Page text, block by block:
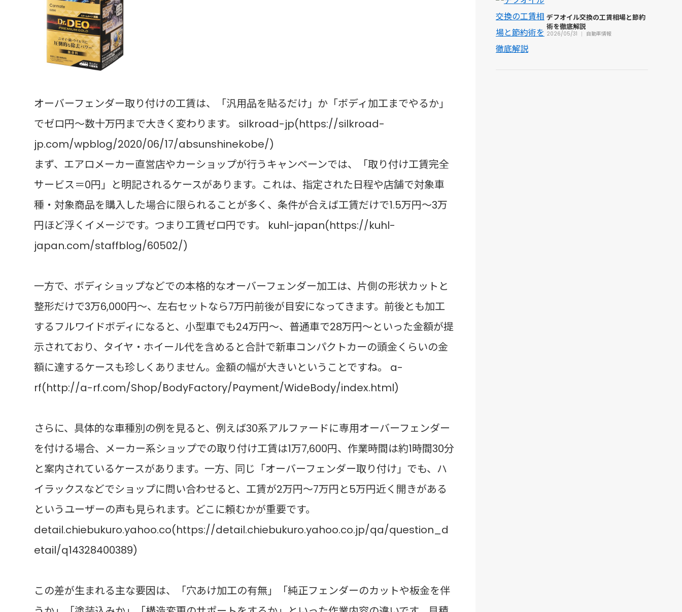
オーバーフェンダー取り付けの工賃は、「汎用品を貼るだけ」か「ボディ加工までやるか」
でゼロ円〜数十万円まで大きく変わります。 silkroad-jp(https://silkroad-
jp.com/wpblog/2020/06/17/absunshinekobe/)
まず、エアロメーカー直営店やカーショップが行うキャンペーンでは、「取り付け工賃完全
サービス＝0円」と明記されるケースがあります。これは、指定された日程や店舗で対象車
種・対象商品を購入した場合に限られることが多く、条件が合えば工賃だけで1.5万円〜3万
円ほど浮くイメージです。つまり工賃ゼロ円です。 kuhl-japan(https://kuhl-
japan.com/staffblog/60502/)
一方で、ボディショップなどでの本格的なオーバーフェンダー加工は、片側の形状カットと
整形だけで3万6,000円〜、左右セットなら7万円前後が目安になってきます。前後とも加工
するフルワイドボディになると、小型車でも24万円〜、普通車で28万円〜といった金額が提
示されており、タイヤ・ホイール代を含めると合計で新車コンパクトカーの頭金くらいの金
額に達するケースも珍しくありません。金額の幅が大きいということですね。 a-
rf(http://a-rf.com/Shop/BodyFactory/Payment/WideBody/index.html)
さらに、具体的な車種別の例を見ると、例えば30系アルファードに専用オーバーフェンダー
を付ける場合、メーカー系ショップでの取り付け工賃は1万7,600円、作業時間は約1時間30分
と案内されているケースがあります。一方、同じ「オーバーフェンダー取り付け」でも、ハ
イラックスなどでショップに問い合わせると、工賃が2万円〜7万円と5万円近く開きがある
というユーザーの声も見られます。どこに頼むかが重要です。
detail.chiebukuro.yahoo.co(https://detail.chiebukuro.yahoo.co.jp/qa/question_d
etail/q14328400389)
この差が生まれる主な要因は、「穴あけ加工の有無」「純正フェンダーのカットや板金を伴
デフオイル交換の工賃相場と節約
術を徹底解説
2026/05/31 自動車情報